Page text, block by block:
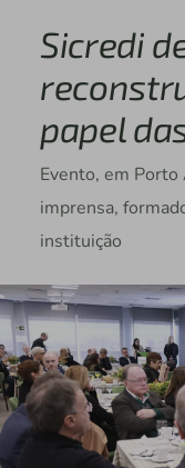
Sicredi
papel
Evento, em
imprensa,
instituição